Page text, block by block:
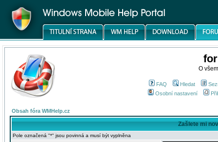
O
FAQ Hledat
Osobní nastavení
Obsah fóra WMHelp.cz
Zašlete mi
Pole označená "*" jsou povinná a musí být vyplněna